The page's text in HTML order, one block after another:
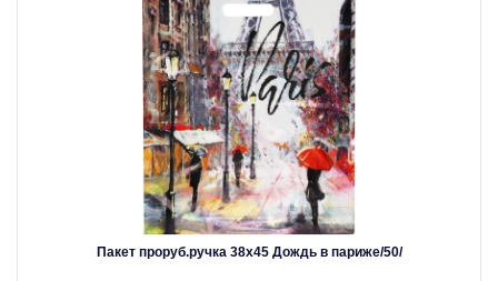
Пакет проруб.ручка 38х45 Дождь в париже/50/